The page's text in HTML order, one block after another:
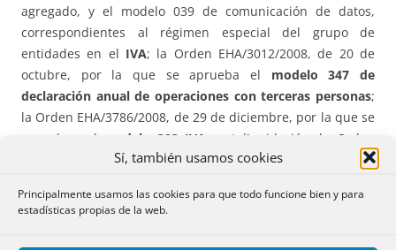
Sí, también usamos cookies
Principalmente usamos las cookies para que todo funcione bien y para
estadísticas propias de la web.
agregado, y el modelo 039 de comunicación de datos,
correspondientes al régimen especial del grupo de
entidades en el IVA; la Orden EHA/3012/2008, de 20 de
octubre, por la que se aprueba el modelo 347 de
declaración anual de operaciones con terceras personas;
la Orden EHA/3786/2008, de 29 de diciembre, por la que se
aprueban el
modelo 303 IVA
, autoliquidación, la Orden
EHA/3111/2009, de 5 de noviembre, por la que se aprueba
modifica el anexo I de la Orden EHA/1274/2007, de 26 de
declaración censal de alta, modificación y baja en el censo